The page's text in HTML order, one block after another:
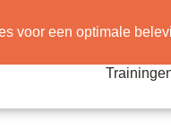
voor een optimale